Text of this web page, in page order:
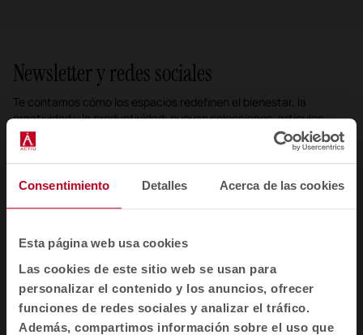
Consentimiento Detalles Acerca de las cookies
Esta página web usa cookies
Las cookies de este sitio web se usan para
personalizar el contenido y los anuncios, ofrecer
funciones de redes sociales y analizar el tráfico.
Además, compartimos información sobre el uso que
Newsletter y redes sociales
Te contamos cómo los espacios redefinen el bienestar, la
creatividad y la productividad: nuevas colecciones, artículos,
eventos y más.
ES